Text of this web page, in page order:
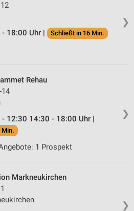
❯
18:00 Uhr |
Schließt in 16 Min.
❯
Rehau
12:30 14:30 - 18:00 Uhr |
Min.
1 Prospekt
❯
Markneukirchen